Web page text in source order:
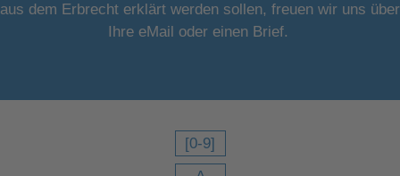
aus dem Erbrecht erklärt werden sollen, freuen wir uns über
Ihre eMail oder einen Brief.
[0-9]